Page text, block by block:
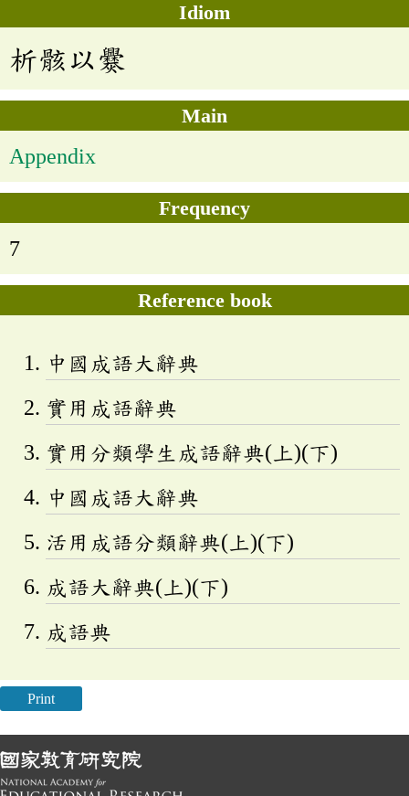
Idiom
析骸以爨
Main
Appendix
Frequency
7
Reference book
中國成語大辭典
實用成語辭典
實用分類學生成語辭典(上)(下)
中國成語大辭典
活用成語分類辭典(上)(下)
成語大辭典(上)(下)
成語典
Print